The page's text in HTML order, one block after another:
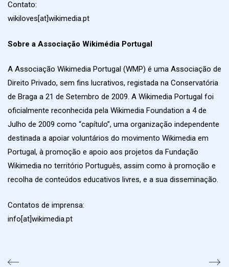
Contato:
wikiloves[at]wikimedia.pt
Sobre a Associação Wikimédia Portugal
A Associação Wikimedia Portugal (WMP) é uma Associação de
Direito Privado, sem fins lucrativos, registada na Conservatória
de Braga a 21 de Setembro de 2009. A Wikimedia Portugal foi
oficialmente reconhecida pela Wikimedia Foundation a 4 de
Julho de 2009 como “capítulo”, uma organização independente
destinada a apoiar voluntários do movimento Wikimedia em
Portugal, à promoção e apoio aos projetos da Fundação
Wikimedia no território Português, assim como à promoção e
recolha de conteúdos educativos livres, e a sua disseminação.
Contatos de imprensa:
info[at]wikimedia.pt